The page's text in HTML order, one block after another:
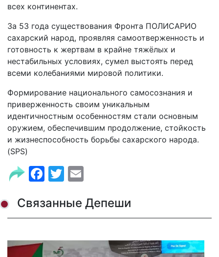
всех континентах.
За 53 года существования Фронта ПОЛИСАРИО
сахарский народ, проявляя самоотверженность и
готовность к жертвам в крайне тяжёлых и
нестабильных условиях, сумел выстоять перед
всеми колебаниями мировой политики.
Формирование национального самосознания и
приверженность своим уникальным
идентичностным особенностям стали основным
оружием, обеспечившим продолжение, стойкость
и жизнеспособность борьбы сахарского народа.
(SPS)
Facebook
Twitter
Связанные Депеши